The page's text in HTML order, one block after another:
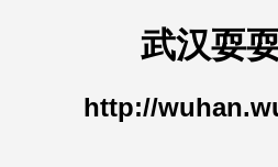
武汉耍
http://